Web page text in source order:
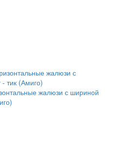
жалюзи с шириной